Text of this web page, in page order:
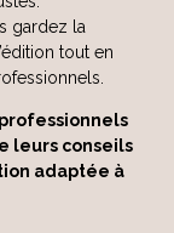
gardez la
tout en
leurs conseils
adaptée à